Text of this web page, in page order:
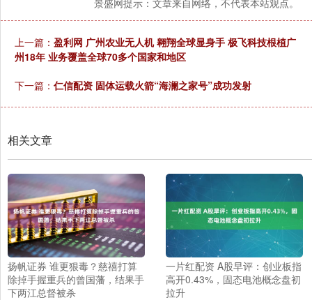
景盛网提示：文章来自网络，不代表本站观点。
上一篇： 盈利网 广州农业无人机 翱翔全球显身手 极飞科技根植广
州18年 业务覆盖全球70多个国家和地区
下一篇： 仁信配资 固体运载火箭“海澜之家号”成功发射
相关文章
扬帆证券 谁更狠毒？慈禧打算
除掉手握重兵的曾国藩，结果手
下两江总督被杀
一片红配资 A股早评：创业板指
高开0.43%，固态电池概念盘初
拉升